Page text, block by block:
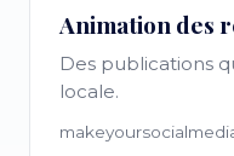
Animation des
Des publications
locale.